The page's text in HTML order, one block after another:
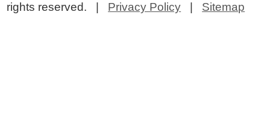
rights reserved. | Privacy Policy Sitemap